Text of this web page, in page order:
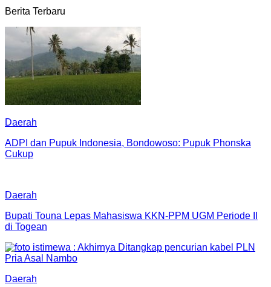
Berita Terbaru
Daerah
ADPI dan Pupuk Indonesia, Bondowoso: Pupuk Phonska
Cukup
Daerah
Bupati Touna Lepas Mahasiswa KKN-PPM UGM Periode II
di Togean
Daerah